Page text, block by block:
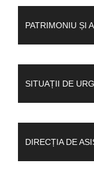
PATRIMONIU ȘI
SITUAȚII DE
DIRECȚIA DE